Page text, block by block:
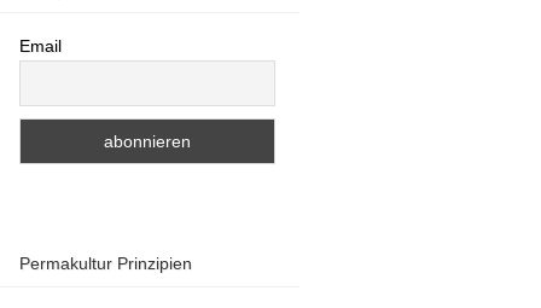
Email
Permakultur Prinzipien